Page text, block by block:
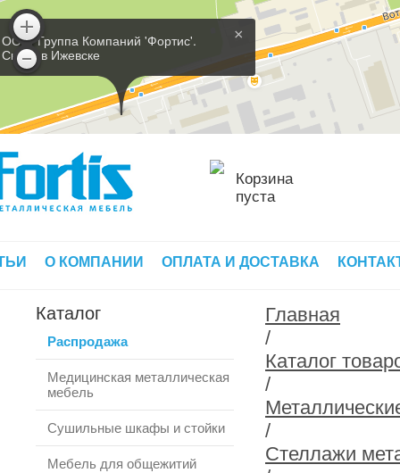
×
ООО 'Группа Компаний 'Фортис'.
Склад в Ижевске
Корзина
пуста
О КОМПАНИИ ОПЛАТА И ДОСТАВКА
Каталог
Распродажа
Медицинская металлическая
мебель
Сушильные шкафы и стойки
Мебель для общежитий
Главная
/
Каталог
/
/
Стеллажи